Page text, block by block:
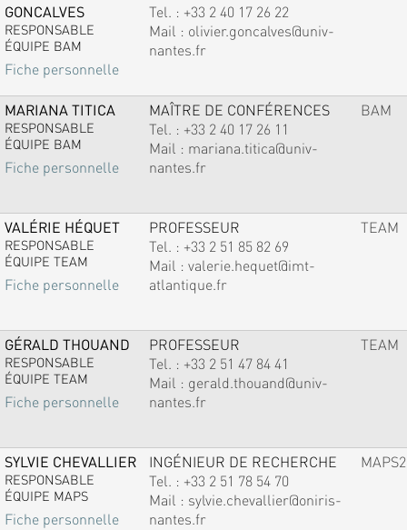
GONCALVES
RESPONSABLE
ÉQUIPE BAM
Fiche personnelle
Tel. : +33 2 40 17 26 22
Mail : olivier.goncalves@univ-
nantes.fr
MARIANA TITICA
RESPONSABLE
ÉQUIPE BAM
Fiche personnelle
MAÎTRE DE CONFÉRENCES
Tel. : +33 2 40 17 26 11
Mail : mariana.titica@univ-
nantes.fr
BAM
VALÉRIE HÉQUET
RESPONSABLE
ÉQUIPE TEAM
Fiche personnelle
PROFESSEUR
Tel. : +33 2 51 85 82 69
Mail : valerie.hequet@imt-
atlantique.fr
TEAM
GÉRALD THOUAND
RESPONSABLE
ÉQUIPE TEAM
Fiche personnelle
PROFESSEUR
Tel. : +33 2 51 47 84 41
Mail : gerald.thouand@univ-
nantes.fr
TEAM
SYLVIE CHEVALLIER
RESPONSABLE
ÉQUIPE MAPS
Fiche personnelle
INGÉNIEUR DE RECHERCHE
Tel. : +33 2 51 78 54 70
Mail : sylvie.chevallier@oniris-
nantes.fr
MAPS2